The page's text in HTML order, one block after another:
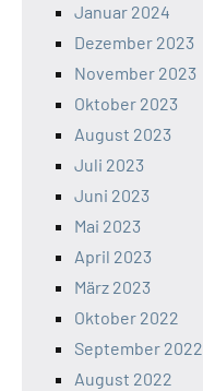
Januar 2024
Dezember 2023
November 2023
Oktober 2023
August 2023
Juli 2023
Juni 2023
Mai 2023
April 2023
März 2023
Oktober 2022
September 2022
August 2022